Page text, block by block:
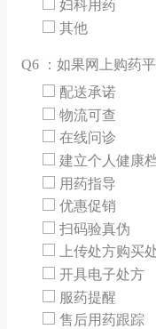
妇科用药
其他
Q6 ：如果网上购药
配送承诺
物流可查
在线问诊
建立个人健康
用药指导
优惠促销
扫码验真伪
上传处方购买
开具电子处方
服药提醒
售后用药跟踪